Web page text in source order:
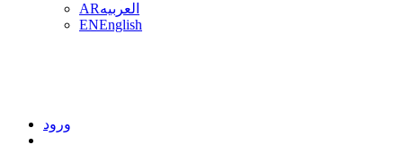
ARالعربیه
ENEnglish
ورود